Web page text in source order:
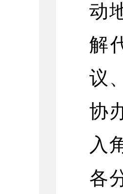
动
解
议
协
入
各